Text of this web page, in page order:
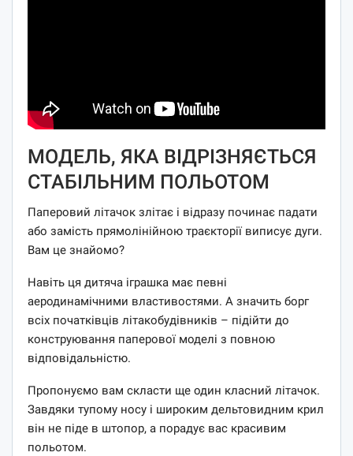
МОДЕЛЬ, ЯКА ВІДРІЗНЯЄТЬСЯ
СТАБІЛЬНИМ ПОЛЬОТОМ
Паперовий літачок злітає і відразу починає падати
або замість прямолінійною траєкторії виписує дуги.
Вам це знайомо?
Навіть ця дитяча іграшка має певні
аеродинамічними властивостями. А значить борг
всіх початківців літакобудівників – підійти до
конструювання паперової моделі з повною
відповідальністю.
Пропонуємо вам скласти ще один класний літачок.
Завдяки тупому носу і широким дельтовидним крил
він не піде в штопор, а порадує вас красивим
польотом.